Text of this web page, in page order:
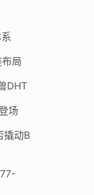
局
DHT
场
撬动B